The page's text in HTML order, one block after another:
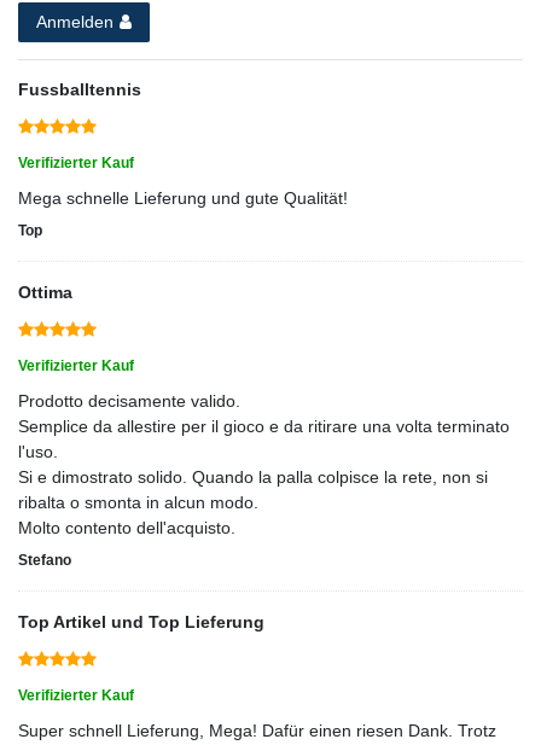
Anmelden
Fussballtennis
Verifizierter Kauf
Mega schnelle Lieferung und gute Qualität!
Top
Ottima
Verifizierter Kauf
Prodotto decisamente valido.
Semplice da allestire per il gioco e da ritirare una volta terminato
l'uso.
Si e dimostrato solido. Quando la palla colpisce la rete, non si
ribalta o smonta in alcun modo.
Molto contento dell'acquisto.
Stefano
Top Artikel und Top Lieferung
Verifizierter Kauf
Super schnell Lieferung, Mega! Dafür einen riesen Dank. Trotz